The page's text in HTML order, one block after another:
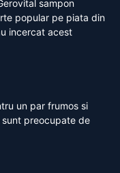
sampon
popular pe piata din
incercat acest
un par frumos si
sunt preocupate de